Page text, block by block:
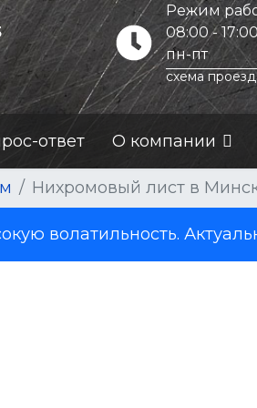
Режим
08:00 - 17:00
пн-пт
схема
ответ О компании
Нихромовый лист в
волатильность.